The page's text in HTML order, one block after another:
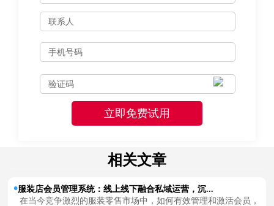
相关文章
服装店会员管理系统：线上线下融合私域运营，沉...
在当今竞争激烈的服装零售市场中，如何有效管理和激活会员，